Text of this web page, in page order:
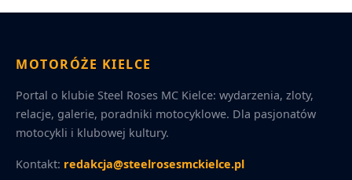
MOTORÓŻE KIELCE
Portal o klubie Steel Roses MC Kielce: wydarzenia, zloty,
relacje, galerie, poradniki motocyklowe. Dla pasjonatów
motocykli i klubowej kultury.
Kontakt: redakcja@steelrosesmckielce.pl